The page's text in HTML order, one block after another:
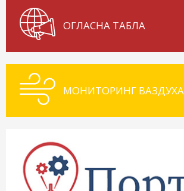
ОГЛАСНА ТАБЛА
МОНИТОРИНГ ВАЗДУХА